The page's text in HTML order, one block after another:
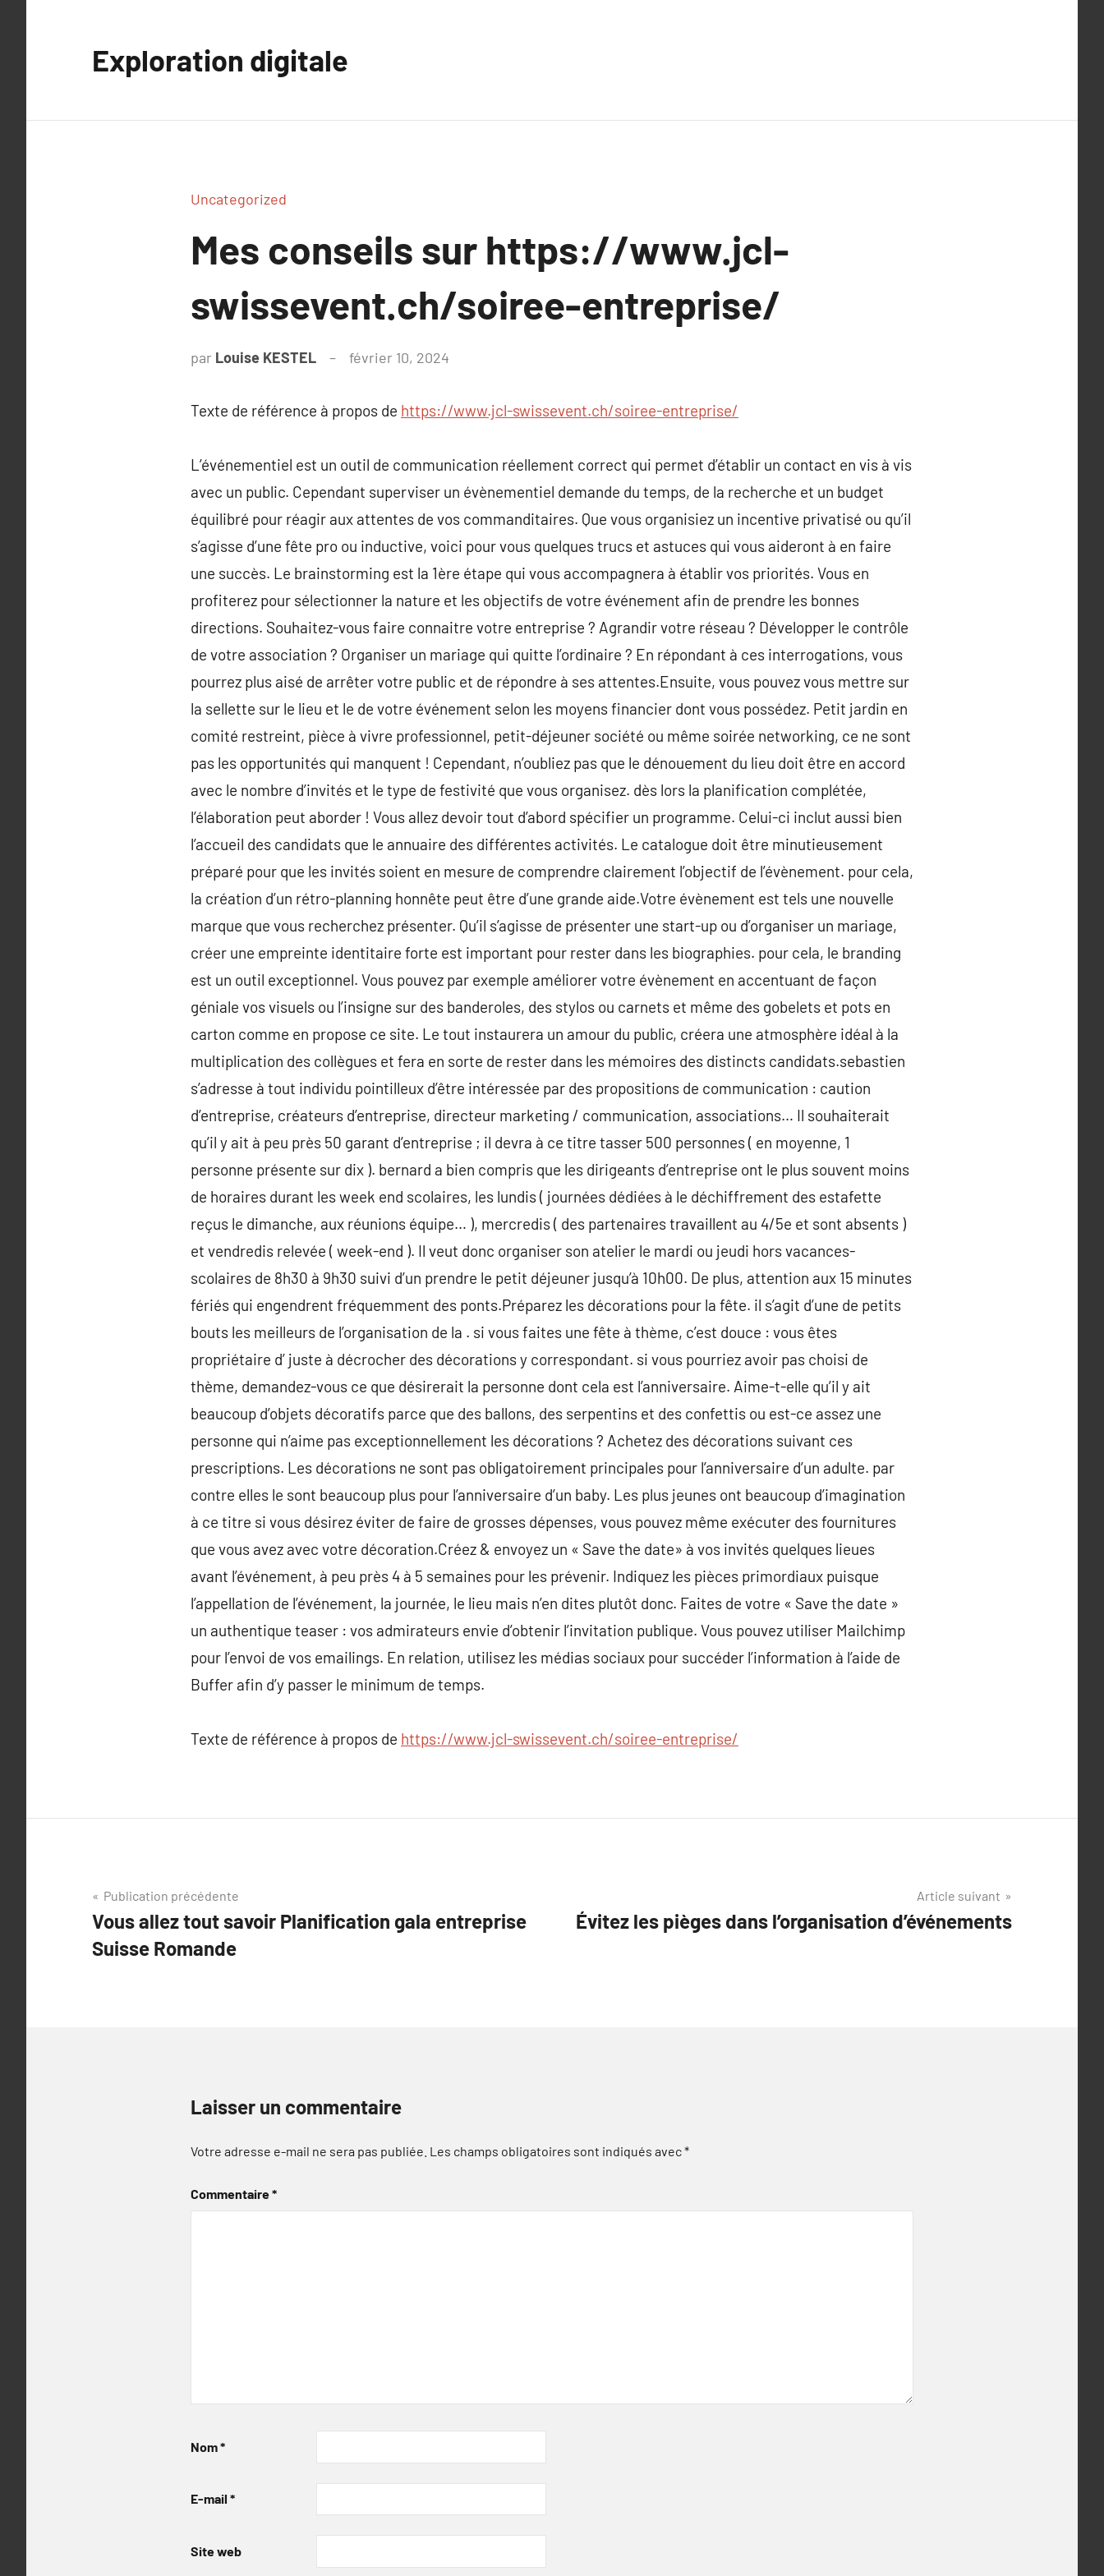
Exploration digitale
Uncategorized
Mes conseils sur https://www.jcl-
swissevent.ch/soiree-entreprise/
par Louise KESTEL février 10, 2024
Texte de référence à propos de https://www.jcl-swissevent.ch/soiree-entreprise/
L’événementiel est un outil de communication réellement correct qui permet d’établir un contact en vis à vis
avec un public. Cependant superviser un évènementiel demande du temps, de la recherche et un budget
équilibré pour réagir aux attentes de vos commanditaires. Que vous organisiez un incentive privatisé ou qu’il
s’agisse d’une fête pro ou inductive, voici pour vous quelques trucs et astuces qui vous aideront à en faire
une succès. Le brainstorming est la 1ère étape qui vous accompagnera à établir vos priorités. Vous en
profiterez pour sélectionner la nature et les objectifs de votre événement afin de prendre les bonnes
directions. Souhaitez-vous faire connaitre votre entreprise ? Agrandir votre réseau ? Développer le contrôle
de votre association ? Organiser un mariage qui quitte l’ordinaire ? En répondant à ces interrogations, vous
pourrez plus aisé de arrêter votre public et de répondre à ses attentes.Ensuite, vous pouvez vous mettre sur
la sellette sur le lieu et le de votre événement selon les moyens financier dont vous possédez. Petit jardin en
comité restreint, pièce à vivre professionnel, petit-déjeuner société ou même soirée networking, ce ne sont
pas les opportunités qui manquent ! Cependant, n’oubliez pas que le dénouement du lieu doit être en accord
avec le nombre d’invités et le type de festivité que vous organisez. dès lors la planification complétée,
l’élaboration peut aborder ! Vous allez devoir tout d’abord spécifier un programme. Celui-ci inclut aussi bien
l’accueil des candidats que le annuaire des différentes activités. Le catalogue doit être minutieusement
préparé pour que les invités soient en mesure de comprendre clairement l’objectif de l’évènement. pour cela,
la création d’un rétro-planning honnête peut être d’une grande aide.Votre évènement est tels une nouvelle
marque que vous recherchez présenter. Qu’il s’agisse de présenter une start-up ou d’organiser un mariage,
créer une empreinte identitaire forte est important pour rester dans les biographies. pour cela, le branding
est un outil exceptionnel. Vous pouvez par exemple améliorer votre évènement en accentuant de façon
géniale vos visuels ou l’insigne sur des banderoles, des stylos ou carnets et même des gobelets et pots en
carton comme en propose ce site. Le tout instaurera un amour du public, créera une atmosphère idéal à la
multiplication des collègues et fera en sorte de rester dans les mémoires des distincts candidats.sebastien
s’adresse à tout individu pointilleux d’être intéressée par des propositions de communication : caution
d’entreprise, créateurs d’entreprise, directeur marketing / communication, associations… Il souhaiterait
qu’il y ait à peu près 50 garant d’entreprise ; il devra à ce titre tasser 500 personnes ( en moyenne, 1
personne présente sur dix ). bernard a bien compris que les dirigeants d’entreprise ont le plus souvent moins
de horaires durant les week end scolaires, les lundis ( journées dédiées à le déchiffrement des estafette
reçus le dimanche, aux réunions équipe… ), mercredis ( des partenaires travaillent au 4/5e et sont absents )
et vendredis relevée ( week-end ). Il veut donc organiser son atelier le mardi ou jeudi hors vacances-
scolaires de 8h30 à 9h30 suivi d’un prendre le petit déjeuner jusqu’à 10h00. De plus, attention aux 15 minutes
fériés qui engendrent fréquemment des ponts.Préparez les décorations pour la fête. il s’agit d’une de petits
bouts les meilleurs de l’organisation de la . si vous faites une fête à thème, c’est douce : vous êtes
propriétaire d’ juste à décrocher des décorations y correspondant. si vous pourriez avoir pas choisi de
thème, demandez-vous ce que désirerait la personne dont cela est l’anniversaire. Aime-t-elle qu’il y ait
beaucoup d’objets décoratifs parce que des ballons, des serpentins et des confettis ou est-ce assez une
personne qui n’aime pas exceptionnellement les décorations ? Achetez des décorations suivant ces
prescriptions. Les décorations ne sont pas obligatoirement principales pour l’anniversaire d’un adulte. par
contre elles le sont beaucoup plus pour l’anniversaire d’un baby. Les plus jeunes ont beaucoup d’imagination
à ce titre si vous désirez éviter de faire de grosses dépenses, vous pouvez même exécuter des fournitures
que vous avez avec votre décoration.Créez & envoyez un « Save the date» à vos invités quelques lieues
avant l’événement, à peu près 4 à 5 semaines pour les prévenir. Indiquez les pièces primordiaux puisque
l’appellation de l’événement, la journée, le lieu mais n’en dites plutôt donc. Faites de votre « Save the date »
un authentique teaser : vos admirateurs envie d’obtenir l’invitation publique. Vous pouvez utiliser Mailchimp
pour l’envoi de vos emailings. En relation, utilisez les médias sociaux pour succéder l’information à l’aide de
Buffer afin d’y passer le minimum de temps.
Texte de référence à propos de https://www.jcl-swissevent.ch/soiree-entreprise/
Navigation
de
l’article
Publication précédente
Vous allez tout savoir Planification gala entreprise
Suisse Romande
Article suivant
Évitez les pièges dans l’organisation d’événements
Laisser un commentaire
Votre adresse e-mail ne sera pas publiée. Les champs obligatoires sont indiqués avec*
Commentaire*
Nom*
E-mail *
Site web